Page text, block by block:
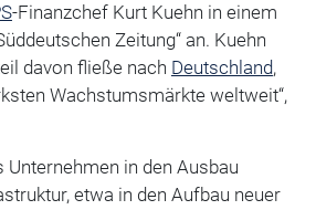
-Finanzchef Kurt Kuehn in einem
Zeitung“ an. Kuehn
davon fließe nach Deutschland,
Wachstumsmärkte weltweit“,
in den Ausbau
etwa in den Aufbau neuer